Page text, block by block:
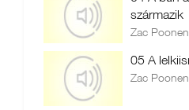
származik
Zac Poonen
05 A
Zac Poonen